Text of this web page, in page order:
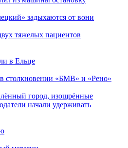
задыхаются от вони
тяжелых пациентов
в Ельце
в столкновении «БМВ» и «Рено»
город, изощрённые
начали удерживать